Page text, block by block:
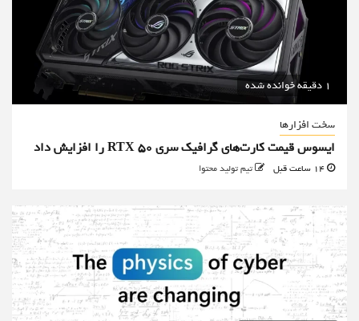
1 دقیقه خوانده شده
سخت افزارها
ایسوس قیمت کارت‌های گرافیک سری RTX 50 را افزایش داد
تیم تولید محتوا